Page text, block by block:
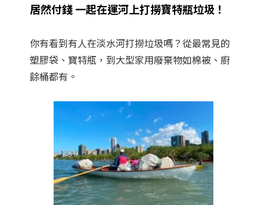
居然付錢 一起在運河上打撈寶特瓶垃圾！
你有看到有人在淡水河打撈垃圾嗎？從最常見的
塑膠袋、寶特瓶，到大型家用廢棄物如棉被、廚
餘桶都有。